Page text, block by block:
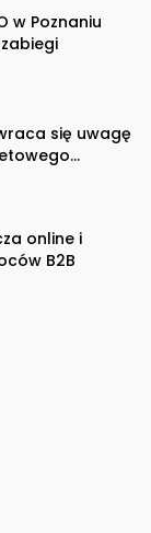
w Poznaniu
się uwagę
online i
B2B